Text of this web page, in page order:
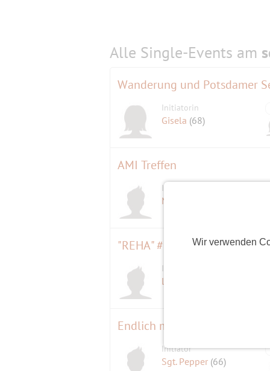
Wir verwenden
Alle Single-Events am
Wanderung und Potsdamer
Initiatorin
Gisela (68)
AMI Treffen
Initiator
Mülli
Initiator
Lothar01
Endlich mal Köpenick
Initiator
Sgt. Pepper (66)